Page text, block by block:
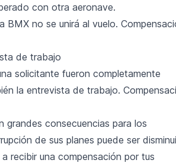
con otra aeronave.
no se unirá al vuelo.
de trabajo
solicitante fueron completamente
la entrevista de trabajo.
grandes consecuencias para los
de sus planes puede ser
recibir una compensación por tus